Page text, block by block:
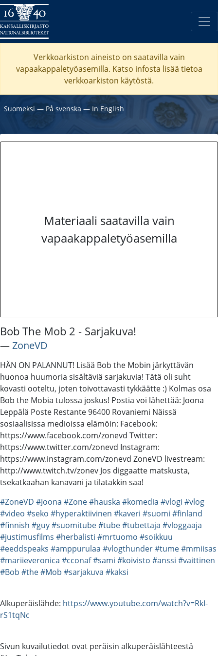
Verkkoarkiston aineisto on saatavilla vain
vapaakappaletyöasemilla. Katso infosta lisää tietoa
verkkoarkiston käytöstä.
Suomeksi ― På svenska ― In English
Materiaali saatavilla vain
vapaakappaletyöasemilla
Bob The Mob 2 - Sarjakuva!
―ZoneVD
HÄN ON PALANNUT! Lisää Bob the Mobin järkyttävän
huonoa huumoria sisältäviä sarjakuvia! Tätä oli suht
kovasti ooteltu, joten toivottavasti tykkäätte :) Kolmas osa
Bob the Mobia tulossa joskus! Postia voi lähettää: Joona
Leppälä Poste Restante 96400 Rovaniemi Näissä
sosiaalisissa medioissa elämöin: Facebook:
https://www.facebook.com/zonevd Twitter:
https://www.twitter.com/zonevd Instagram:
https://www.instagram.com/zonevd ZoneVD livestream:
http://www.twitch.tv/zonev Jos diggaatte matskusta,
tsekatkaahan kanavani ja tilatakkin saa!
#ZoneVD #Joona #Zone#hauska #komedia #vlogi #vlog
#video #seko #hyperaktiivinen #kaveri #suomi #finland
#finnish #guy#suomitube#tube#tubettaja #vloggaaja
#justimusfilms #herbalisti #mrtuomo #soikkuu
#eeddspeaks #amppurulaa #vlogthunder#tume#mmiisas
#mariieveronica #cconaf#sami #koivisto #anssi #vaittinen
#Bob #the#Mob #sarjakuva #kaksi
Alkuperäislähde: https://www.youtube.com/watch?v=RkI-
rS1tqNc
Sivun kuvailutiedot ovat peräisin alkuperäislähteestä